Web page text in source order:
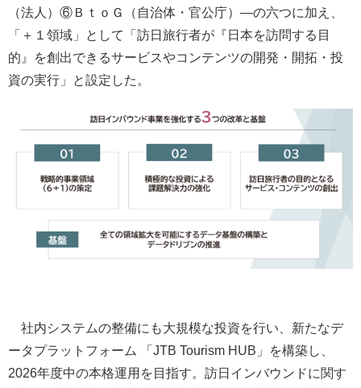
（法人）⑥ＢｔｏＧ（自治体・官公庁）―の六つに加え、
「＋１領域」として「訪日旅行者が『日本を訪問する目
的』を創出できるサービスやコンテンツの開発・開拓・投
資の実行」と設定した。
社内システムの整備にも大規模な投資を行い、新たなデ
ータプラットフォーム 「JTB Tourism HUB」を構築し、
2026年度中の本格運用を目指す。訪日インバウンドに関す